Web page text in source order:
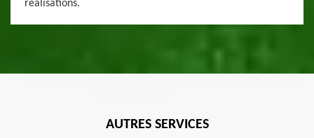
réalisations.
AUTRES SERVICES